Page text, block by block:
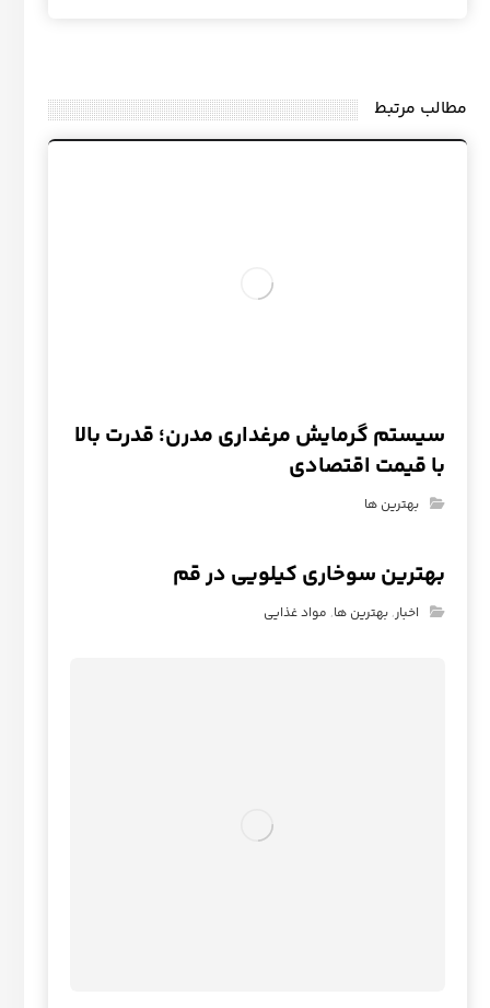
مطالب مرتبط
سیستم گرمایش مرغداری مدرن؛ قدرت بالا
با قیمت اقتصادی
بهترین ها
بهترین سوخاری کیلویی در قم
اخبار,بهترین ها, مواد غذایی